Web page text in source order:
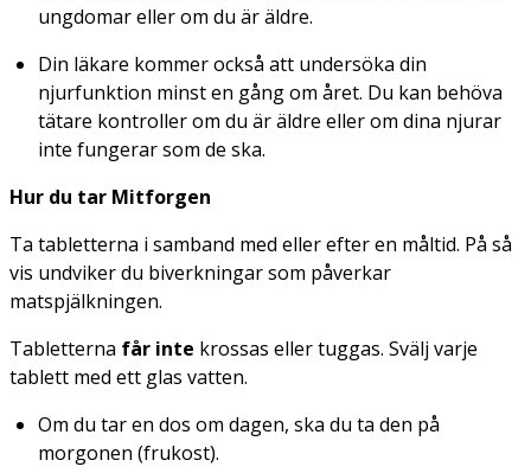
ungdomar eller om du är äldre.
Din läkare kommer också att undersöka din
njurfunktion minst en gång om året. Du kan behöva
tätare kontroller om du är äldre eller om dina njurar
inte fungerar som de ska.
Hur du tar Mitforgen
Ta tabletterna i samband med eller efter en måltid. På så
vis undviker du biverkningar som påverkar
matspjälkningen.
Tabletterna får inte krossas eller tuggas. Svälj varje
tablett med ett glas vatten.
Om du tar en dos om dagen, ska du ta den på
morgonen (frukost).